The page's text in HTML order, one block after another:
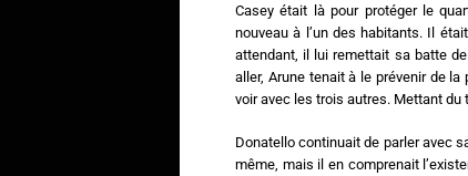
Casey était là pour protéger le
nouveau à l’un des habitants. Il
attendant, il lui remettait sa batte
aller, Arune tenait à le prévenir de
voir avec les trois autres. Mettant du
Donatello continuait de parler avec
même, mais il en comprenait